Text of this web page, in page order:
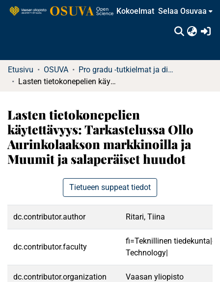
Kokoelmat Selaa Osuvaa
Etusivu OSUVA
Pro gradu -tutkielmat ja diplomityöt (rajattu saatavuus)
Lasten tietokonepelien käytettävyys: Tarkastelussa Ollo Aurinkolaakson markkinoilla ja Muumit ja salaperäiset huudot
Lasten tietokonepelien
käytettävyys: Tarkastelussa Ollo
Aurinkolaakson markkinoilla ja
Muumit ja salaperäiset huudot
Tietueen suppeat tiedot
dc.contributor.author Ritari, Tiina
dc.contributor.faculty
fi=Teknillinen
Technology|
dc.contributor.organization Vaasan yliopisto